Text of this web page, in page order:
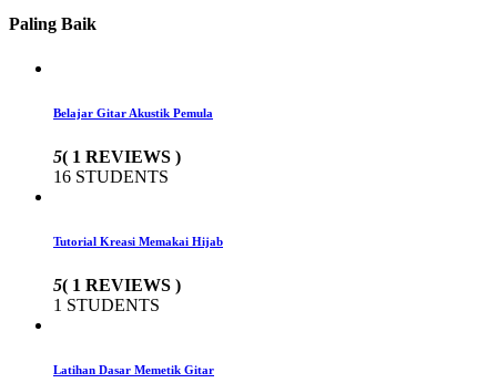
Paling Baik
Belajar Gitar Akustik Pemula
5( 1 REVIEWS )
16 STUDENTS
Tutorial Kreasi Memakai Hijab
5( 1 REVIEWS )
1 STUDENTS
Latihan Dasar Memetik Gitar